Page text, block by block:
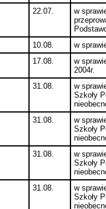
22.07.
w
10.08.
w
17.08.
w
2004r.
31.08.
w
Szkoły
31.08.
w
Szkoły
31.08.
w
Szkoły
31.08.
w
Szkoły